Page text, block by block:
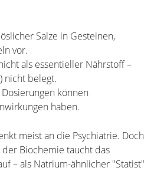
Salze in Gesteinen,
vor.
als essentieller Nährstoff –
nicht belegt.
können
haben.
meist an die Psychiatrie. Doch
Biochemie taucht das
– als Natrium-ähnlicher "Statist"